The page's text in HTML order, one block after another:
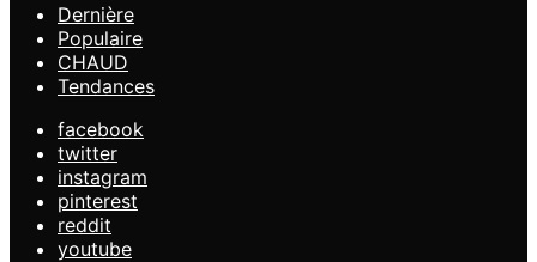
Dernière
Populaire
CHAUD
Tendances
facebook
twitter
instagram
pinterest
reddit
youtube